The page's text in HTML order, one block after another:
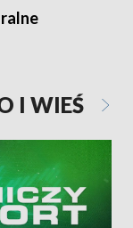
I WIEŚ